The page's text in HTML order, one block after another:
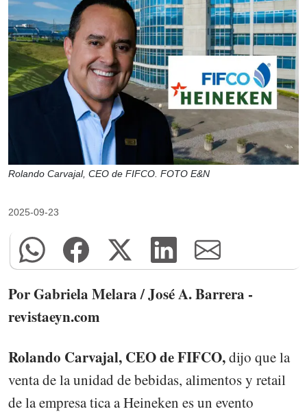
Rolando Carvajal, CEO de FIFCO. FOTO E&N
2025-09-23
Por Gabriela Melara / José A. Barrera -
revistaeyn.com
Rolando Carvajal, CEO de FIFCO,dijo que la
venta de la unidad de bebidas, alimentos y retail
de la empresa tica a Heineken es un evento